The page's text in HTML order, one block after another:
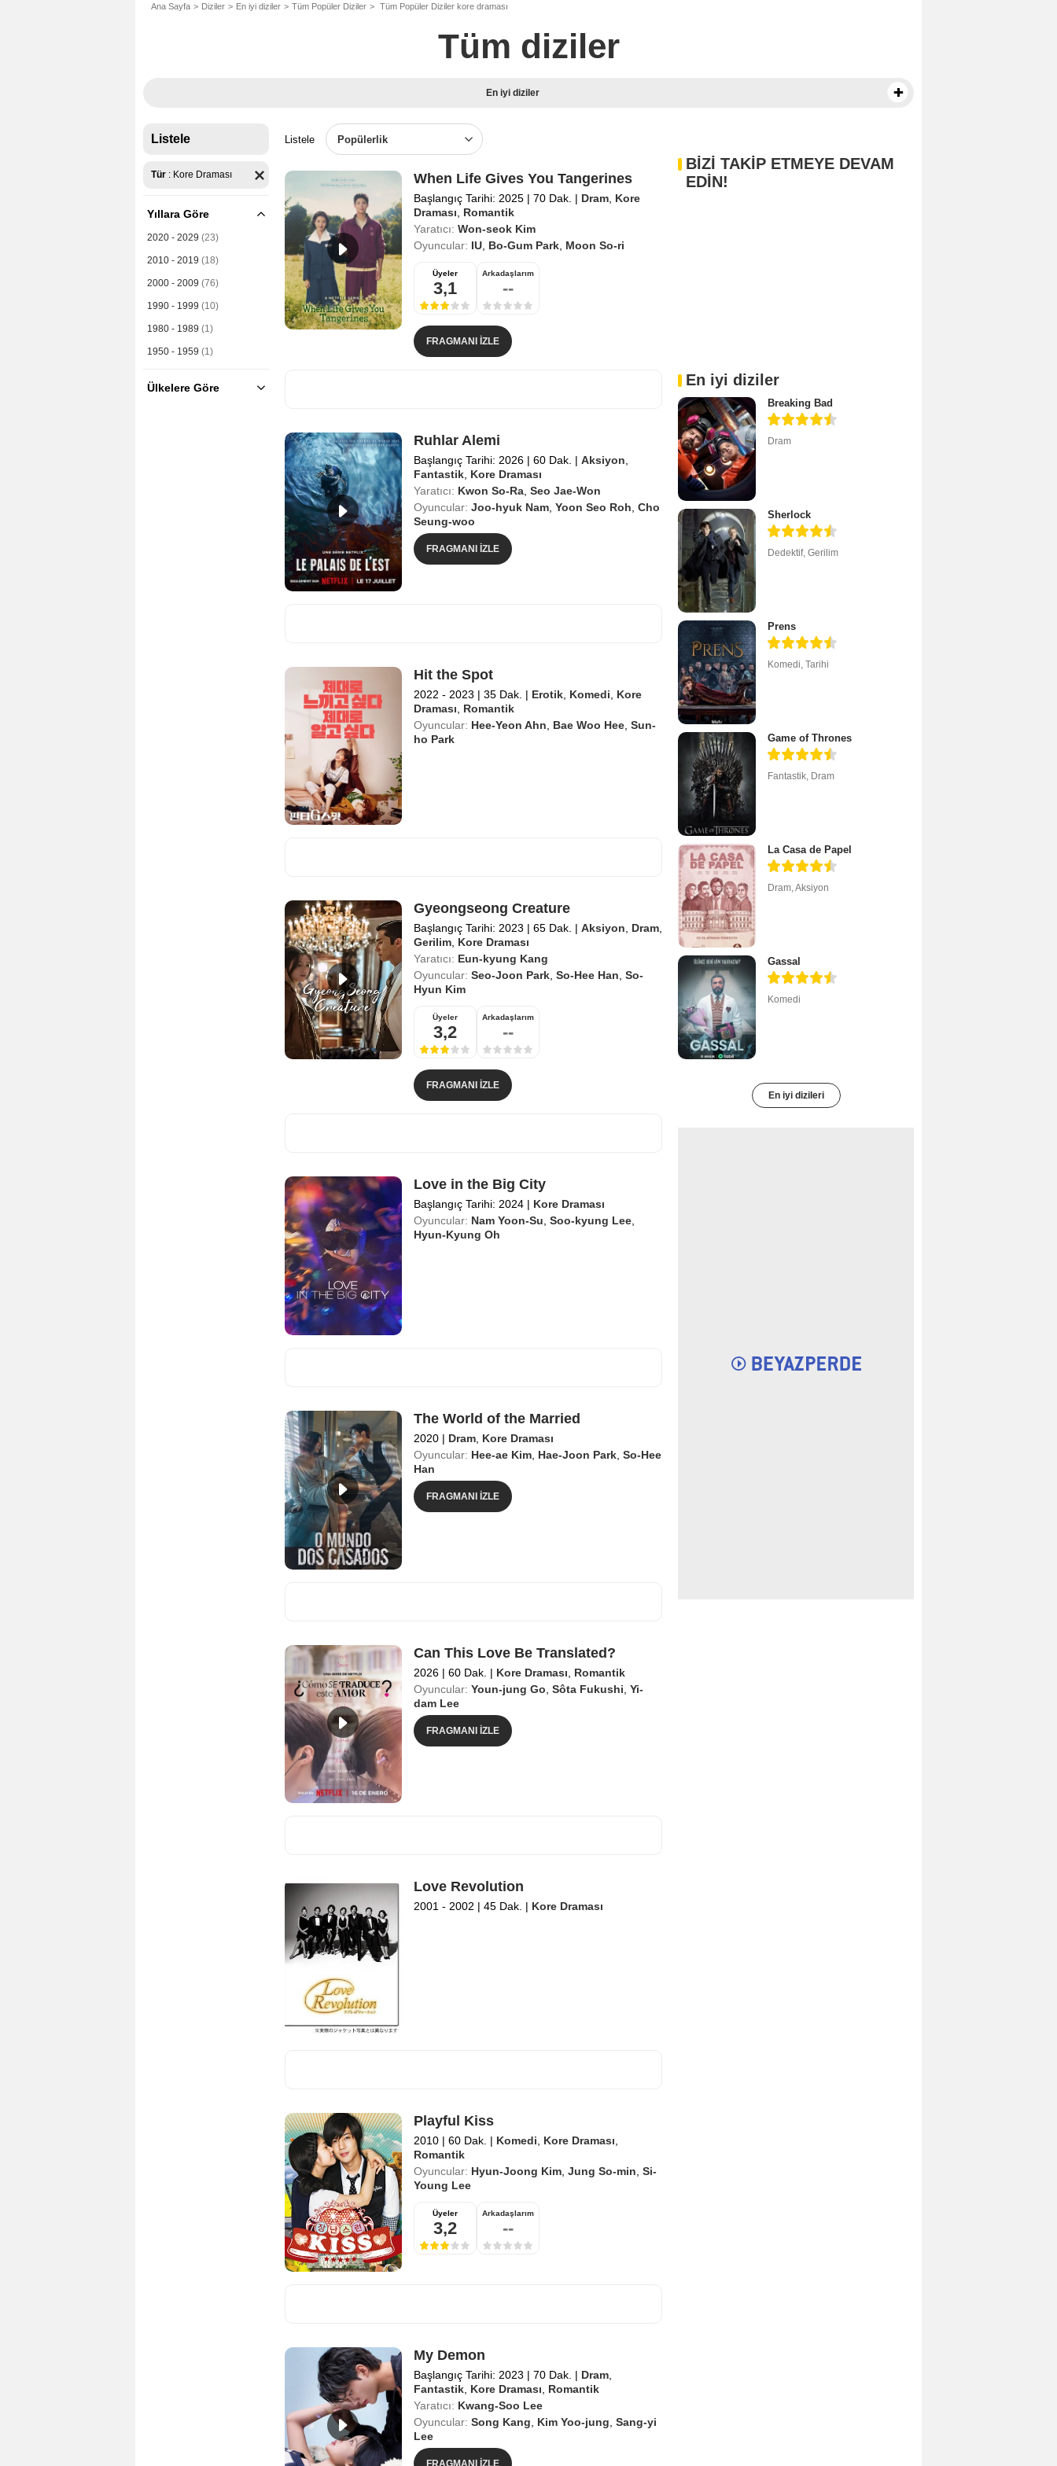
Ana Sayfa Diziler En iyi diziler Tüm Popüler Diziler Tüm Popüler Diziler kore draması
Tüm diziler
En iyi diziler
Listele
Tür : Kore Draması
Yıllara Göre
2020 - 2029 (23)
2010 - 2019 (18)
2000 - 2009 (76)
1990 - 1999 (10)
1980 - 1989 (1)
1950 - 1959 (1)
Ülkelere Göre
Listele Popülerlik
When Life Gives You Tangerines
Başlangıç Tarihi: 2025 | 70 Dak. | Dram, Kore
Draması
Romantik
Yaratıcı: Won-seok Kim
Oyuncular: IU, Bo-Gum Park, Moon So-ri
Üyeler
3,1
Arkadaşlarım
--
FRAGMANI İZLE
Ruhlar Alemi
Başlangıç Tarihi: 2026 | 60 Dak. | Aksiyon
Fantastik, Kore Draması
Yaratıcı: Kwon So-Ra, Seo Jae-Won
Oyuncular: Joo-hyuk Nam, Yoon Seo Roh Cho
Seung-woo
FRAGMANI İZLE
Hit the Spot
2022 - 2023 | 35 Dak. | Erotik, Komedi
Kore
Draması
Romantik
Oyuncular: Hee-Yeon Ahn Bae Woo Hee, Sun-
ho Park
Gyeongseong Creature
Başlangıç Tarihi: 2023 | 65 Dak. | Aksiyon Dram,
Gerilim, Kore Draması
Yaratıcı: Eun-kyung Kang
Oyuncular: Seo-Joon Park, So-Hee Han So-
Hyun Kim
Üyeler
3,2
Arkadaşlarım
--
FRAGMANI İZLE
Love in the Big City
Başlangıç Tarihi: 2024 | Kore Draması
Oyuncular: Nam Yoon-Su Soo-kyung Lee,
Hyun-Kyung Oh
The World of the Married
2020 | Dram, Kore Draması
Oyuncular: Hee-ae Kim, Hae-Joon Park, So-Hee
Han
FRAGMANI İZLE
Can This Love Be Translated?
2026 | 60 Dak. | Kore Draması
Romantik
Oyuncular: Youn-jung Go Sôta Fukushi Yi-
dam Lee
FRAGMANI İZLE
Love Revolution
2001 - 2002 | 45 Dak. | Kore Draması
Playful Kiss
2010 | 60 Dak. | Komedi Kore Draması
Romantik
Oyuncular: Hyun-Joong Kim, Jung So-min Si-
Young Lee
Üyeler
3,2
Arkadaşlarım
--
My Demon
Başlangıç Tarihi: 2023 | 70 Dak. | Dram,
Fantastik, Kore Draması
Romantik
Yaratıcı: Kwang-Soo Lee
Oyuncular: Song Kang Kim Yoo-jung Sang-yi
Lee
FRAGMANI İZLE
BİZİ TAKİP ETMEYE DEVAM
EDİN!
En iyi diziler
Breaking Bad
Dram
Sherlock
Dedektif, Gerilim
Prens
Komedi, Tarihi
Game of Thrones
Fantastik, Dram
La Casa de Papel
Dram,Aksiyon
Gassal
Komedi
En iyi dizileri